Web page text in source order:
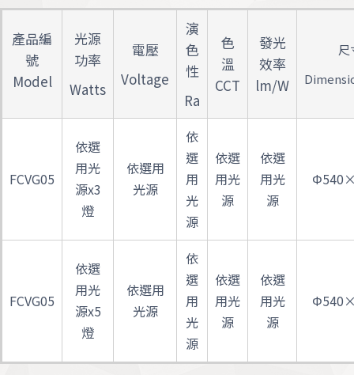
產品編
號
Model
光源
功率
Watts
電壓
Voltage
演
色
性
Ra
色
溫
CCT
發光
效率
lm/W
尺
FCVG05
依選
用光
源x3
燈
依選用
光源
依
選
用
光
源
依選
用光
源
依選
用光
源
FCVG05
依選
用光
源x5
燈
依選用
光源
依
選
用
光
源
依選
用光
源
依選
用光
源